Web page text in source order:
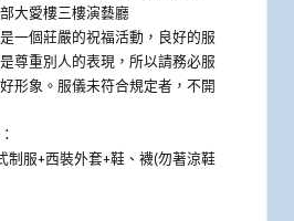
大愛樓三樓演藝廳
一個莊嚴的祝福活動，良好的服
尊重別人的表現，所以請務必服
形象。服儀未符合規定者，不開
制服+西裝外套+鞋、襪(勿著涼鞋